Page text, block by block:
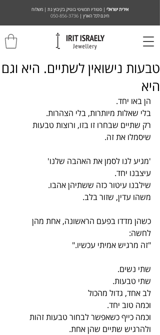
אירית ישראלי | סטודיו תכשיטי בוטיק בקיבוץ גת | משלוח
חינם לכל הארץ | 050-856-3736
טבעות נישואין לשתיים. היא וגם
היא
הן באו יחד.
בלי שאלות מיותרות, בלי הצהרות.
רק שתיים שבחרו זו בזו, ורוצות טבעות
שיסמלו את זה.
'מגיע לנו לסמן את האהבה שלנו'
עיצבנו יחד.
שילבנו עיטור כזה ששתיהן אהבו.
משהו עדין, שזור בלב.
כשהן מדדו בפעם הראשונה, אחת מהן
לחשה:
"זה מרגיש אמיתי עכשיו."
שתי נשים.
שתי טבעות.
לב אחד, גדול מהכול
וכמה טוב יחד.
וכמה כייף כשאפשר לבחור טבעות זהות
ולהרגיש שתיים שהן אחת.